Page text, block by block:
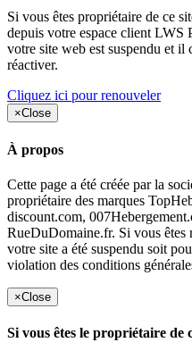
Si vous êtes propriétaire de ce
depuis votre espace client LWS
votre site web est suspendu et
réactiver.
Cliquez ici pour renouveler
×Close
À propos
Cette page a été créée par la
propriétaire des marques
discount.com,
RueDuDomaine.fr. Si vous êtes
votre site a été suspendu soit
violation des conditions
×Close
Si vous êtes le propriétaire de